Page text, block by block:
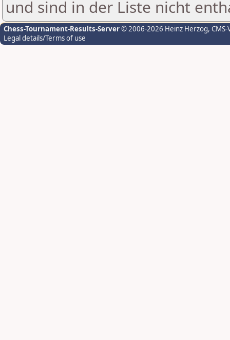
und sind in der Liste nicht
Chess-Tournament-Results-Server© 2006-2026 Heinz Herzog,
Legal details/Terms of use